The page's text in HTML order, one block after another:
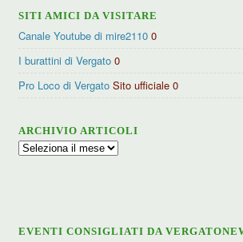
SITI AMICI DA VISITARE
Canale Youtube di mire2110 0
I burattini di Vergato 0
Pro Loco di Vergato Sito ufficiale 0
ARCHIVIO ARTICOLI
Archivio
EVENTI CONSIGLIATI DA